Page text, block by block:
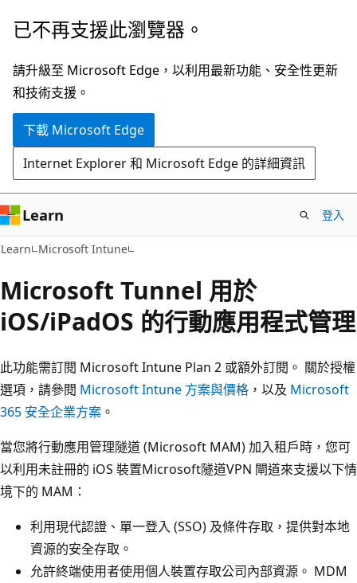
跳
主
要
內
已不再支援此瀏覽器。
請升級至 Microsoft Edge，以利用最新功能、安全性更新
和技術支援。
下載 Microsoft Edge
Internet Explorer 和 Microsoft Edge 的詳細資訊
Learn 登入
Learn Microsoft Intune
Microsoft Tunnel 用於
iOS/iPadOS 的行動應用程式管理
此功能需訂閱 Microsoft Intune Plan 2 或額外訂閱。 關於授權
選項，請參閱 Microsoft Intune 方案與價格 ，以及 Microsoft
365 安全企業方案 。
當您將行動應用管理隧道 (Microsoft MAM) 加入租戶時，您可
以利用未註冊的 iOS 裝置Microsoft隧道VPN 閘道來支援以下情
境下的 MAM：
利用現代認證、單一登入 (SSO) 及條件存取，提供對本地
資源的安全存取。
允許終端使用者使用個人裝置存取公司內部資源。 MDM